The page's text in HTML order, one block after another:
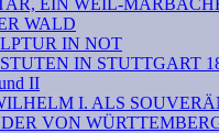
WALD
IN NOT
IN STUTTGART
II
I. ALS
VON